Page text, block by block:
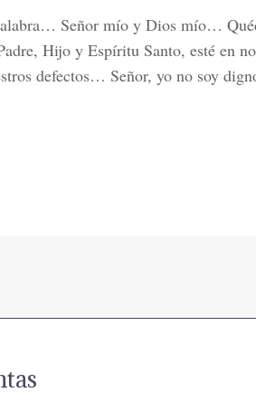
Señor mío y Dios mío…
Hijo y Espíritu Santo, esté en
defectos… Señor, yo no soy